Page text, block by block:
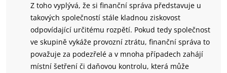
Z toho vyplývá, že si finanční správa představuje u
takových společností stále kladnou ziskovost
odpovídající určitému rozpětí. Pokud tedy společnost
ve skupině vykáže provozní ztrátu, finanční správa to
považuje za podezřelé a v mnoha případech zahájí
místní šetření či daňovou kontrolu, která může